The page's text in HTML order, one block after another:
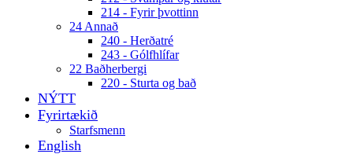
214 - Fyrir þvottinn
24 Annað
240 - Herðatré
243 - Gólfhlífar
22 Baðherbergi
220 - Sturta og bað
NÝTT
Fyrirtækið
Starfsmenn
English